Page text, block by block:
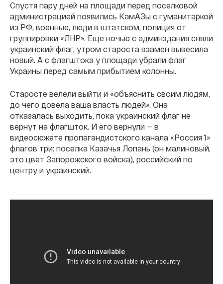
Спустя пару дней на площади перед поселковой
администрацией появились КамАЗы с гуманитаркой
из РФ, военные, люди в штатском, полиция от
группировки «ЛНР». Еще ночью с админздания сняли
украинский флаг, утром староста взамен вывесила
новый. А с флагштока у площади убрали флаг
Украины перед самым прибытием колонны.
Старосте велели выйти и «объяснить своим людям,
до чего довела ваша власть людей». Она
отказалась выходить, пока украинский флаг не
вернут на флагшток. И его вернули — в
видеосюжете пропагандистского канала «Россия 1»
флагов три: поселка Казачья Лопань (он малиновый,
это цвет Запорожского войска), российский по
центру и украинский.